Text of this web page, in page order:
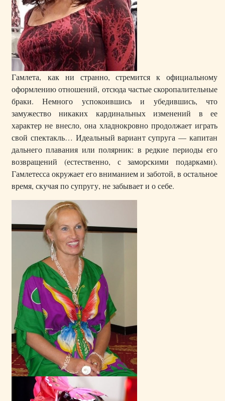
Гамлета, как ни странно, стремится к официальному
оформлению отношений, отсюда частые скоропалительные
браки. Немного успокоившись и убедившись, что
замужество никаких кардинальных изменений в ее
характер не внесло, она хладнокровно продолжает играть
свой спектакль… Идеальный вариант супруга — капитан
дальнего плавания или полярник: в редкие периоды его
возвращений (естественно, с заморскими подарками).
Гамлетесса окружает его вниманием и заботой, в остальное
время, скучая по супругу, не забывает и о себе.